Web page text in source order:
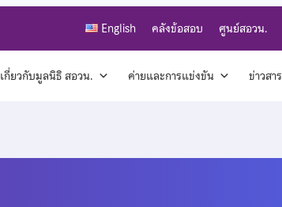
English คลังข้อสอบ ศูนย์สอวน.
เกี่ยวกับมูลนิธิ สอวน. ค่ายและการแข่งขัน ข่าวสาร